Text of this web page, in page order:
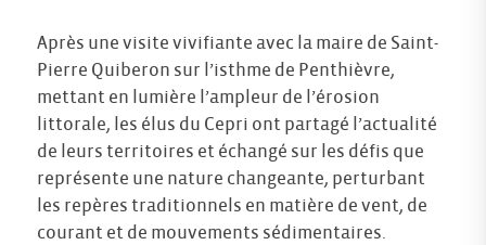
Après une visite vivifiante avec la maire de Saint-
Pierre Quiberon sur l’isthme de Penthièvre,
mettant en lumière l’ampleur de l’érosion
littorale, les élus du Cepri ont partagé l’actualité
de leurs territoires et échangé sur les défis que
représente une nature changeante, perturbant
les repères traditionnels en matière de vent, de
courant et de mouvements sédimentaires.